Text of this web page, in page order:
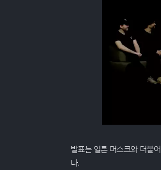
발표는 일론 머스크와 더불어
다.